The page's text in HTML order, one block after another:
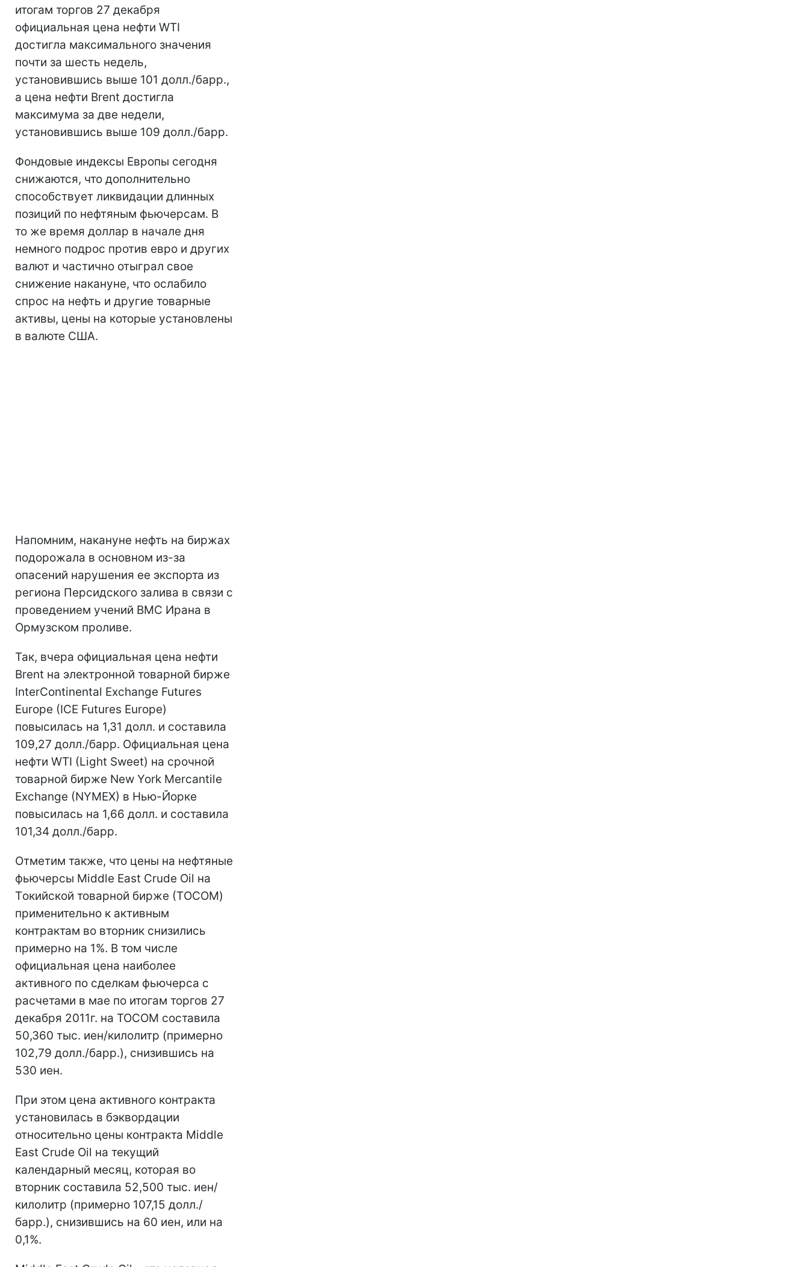
итогам торгов 27 декабря
официальная цена нефти WTI
достигла максимального значения
почти за шесть недель,
установившись выше 101 долл./барр.,
а цена нефти Brent достигла
максимума за две недели,
установившись выше 109 долл./барр.
Фондовые индексы Европы сегодня
снижаются, что дополнительно
способствует ликвидации длинных
позиций по нефтяным фьючерсам. В
то же время доллар в начале дня
немного подрос против евро и других
валют и частично отыграл свое
снижение накануне, что ослабило
спрос на нефть и другие товарные
активы, цены на которые установлены
в валюте США.
Напомним, накануне нефть на биржах
подорожала в основном из-за
опасений нарушения ее экспорта из
региона Персидского залива в связи с
проведением учений ВМС Ирана в
Ормузском проливе.
Так, вчера официальная цена нефти
Brent на электронной товарной бирже
InterContinental Exchange Futures
Europe (IСE Futures Europe)
повысилась на 1,31 долл. и составила
109,27 долл./барр. Официальная цена
нефти WTI (Light Sweet) на срочной
товарной бирже New York Mercantile
Exchange (NYMEX) в Нью-Йорке
повысилась на 1,66 долл. и составила
101,34 долл./барр.
Отметим также, что цены на нефтяные
фьючерсы Middle East Crude Oil на
Tокийской товарной бирже (ТOCOM)
применительно к активным
контрактам во вторник снизились
примерно на 1%. В том числе
официальная цена наиболее
активного по сделкам фьючерса с
расчетами в мае по итогам торгов 27
декабря 2011г. на TOCOM составила
50,360 тыс. иен/килолитр (примерно
102,79 долл./барр.), снизившись на
530 иен.
При этом цена активного контракта
установилась в бэквордации
относительно цены контракта Middle
East Crude Oil на текущий
календарный месяц, которая во
вторник составила 52,500 тыс. иен/
килолитр (примерно 107,15 долл./
барр.), снизившись на 60 иен, или на
0,1%.